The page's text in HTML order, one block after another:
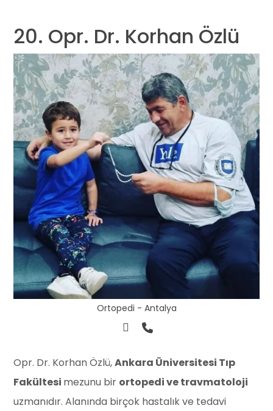
20. Opr. Dr. Korhan Özlü
Ortopedi - Antalya
Opr. Dr. Korhan Özlü,Ankara Üniversitesi Tıp
Fakültesi mezunu bir ortopedi ve travmatoloji
uzmanıdır. Alanında birçok hastalık ve tedavi